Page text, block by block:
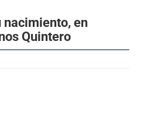
nacimiento, en
Quintero